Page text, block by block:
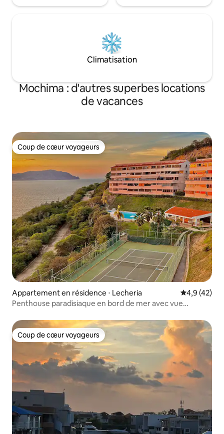
Climatisation
Mochima : d'autres superbes locations
de vacances
Coup de cœur voyageurs
Coup de cœur voyageurs
Appartement en résidence ⋅ Lecheria Évaluation
4,9 (42)
Penthouse paradisiaque en bord de mer avec vue
Coup de cœur voyageurs
Coup de cœur voyageurs